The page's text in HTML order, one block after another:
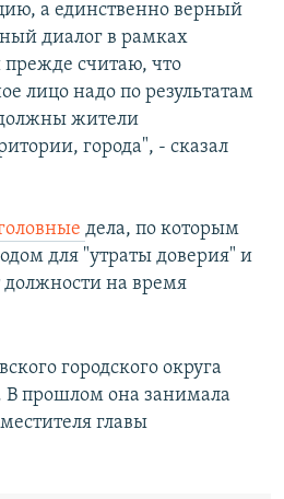
а единственно верный
диалог в рамках
прежде считаю, что
лицо надо по результатам
жители
города", - сказал
дела, по которым
для "утраты доверия" и
должности на время
городского округа
прошлом она занимала
главы